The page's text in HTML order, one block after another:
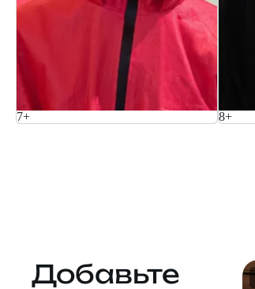
7+ 8+
Добавьте